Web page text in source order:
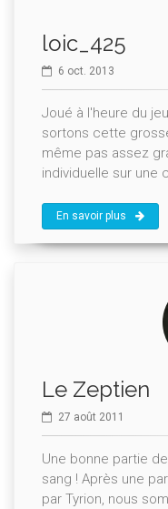
loic_425
6 oct. 2013
Joué à l'heure du
sortons cette
même pas assez
individuelle sur une
En savoir plus
Le Zeptien
27 août 2011
Une bonne partie
sang ! Après une
par Tyrion, nous